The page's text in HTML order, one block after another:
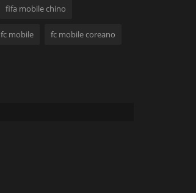
fifa mobile chino
fc mobile fc mobile coreano